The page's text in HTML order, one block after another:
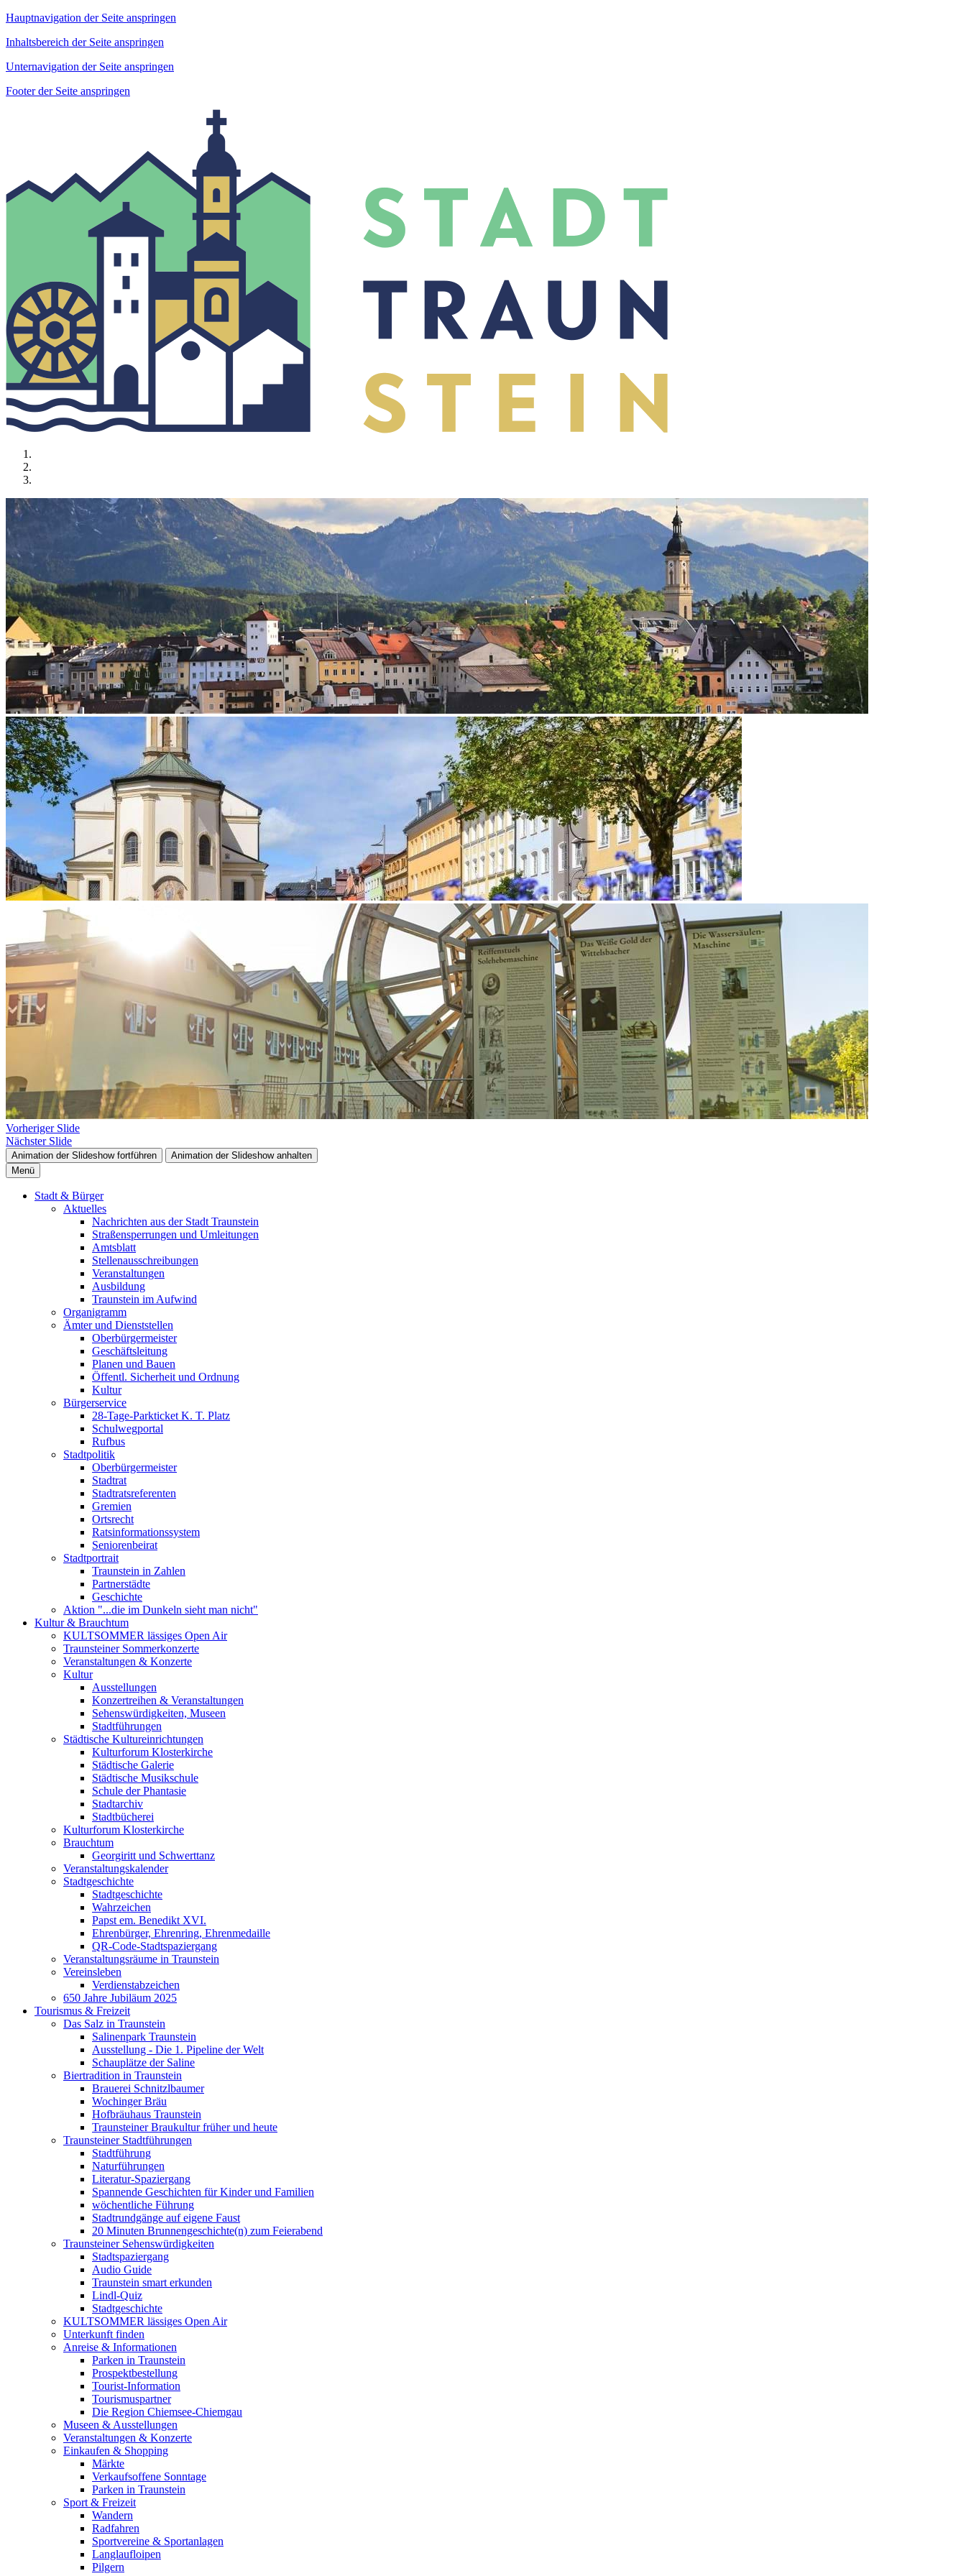
Hauptnavigation der Seite anspringen
Inhaltsbereich der Seite anspringen
Unternavigation der Seite anspringen
Footer der Seite anspringen
Vorheriger Slide
Nächster Slide
Animation der Slideshow fortführen
Animation der Slideshow anhalten
Menü
Stadt & Bürger
Aktuelles
Nachrichten aus der Stadt Traunstein
Straßensperrungen und Umleitungen
Amtsblatt
Stellenausschreibungen
Veranstaltungen
Ausbildung
Traunstein im Aufwind
Organigramm
Ämter und Dienststellen
Oberbürgermeister
Geschäftsleitung
Planen und Bauen
Öffentl. Sicherheit und Ordnung
Kultur
Bürgerservice
28-Tage-Parkticket K. T. Platz
Schulwegportal
Rufbus
Stadtpolitik
Oberbürgermeister
Stadtrat
Stadtratsreferenten
Gremien
Ortsrecht
Ratsinformationssystem
Seniorenbeirat
Stadtportrait
Traunstein in Zahlen
Partnerstädte
Geschichte
Aktion "...die im Dunkeln sieht man nicht"
Kultur & Brauchtum
KULTSOMMER lässiges Open Air
Traunsteiner Sommerkonzerte
Veranstaltungen & Konzerte
Kultur
Ausstellungen
Konzertreihen & Veranstaltungen
Sehenswürdigkeiten, Museen
Stadtführungen
Städtische Kultureinrichtungen
Kulturforum Klosterkirche
Städtische Galerie
Städtische Musikschule
Schule der Phantasie
Stadtarchiv
Stadtbücherei
Kulturforum Klosterkirche
Brauchtum
Georgiritt und Schwerttanz
Veranstaltungskalender
Stadtgeschichte
Stadtgeschichte
Wahrzeichen
Papst em. Benedikt XVI.
Ehrenbürger, Ehrenring, Ehrenmedaille
QR-Code-Stadtspaziergang
Veranstaltungsräume in Traunstein
Vereinsleben
Verdienstabzeichen
650 Jahre Jubiläum 2025
Tourismus & Freizeit
Das Salz in Traunstein
Salinenpark Traunstein
Ausstellung - Die 1. Pipeline der Welt
Schauplätze der Saline
Biertradition in Traunstein
Brauerei Schnitzlbaumer
Wochinger Bräu
Hofbräuhaus Traunstein
Traunsteiner Braukultur früher und heute
Traunsteiner Stadtführungen
Stadtführung
Naturführungen
Literatur-Spaziergang
Spannende Geschichten für Kinder und Familien
wöchentliche Führung
Stadtrundgänge auf eigene Faust
20 Minuten Brunnengeschichte(n) zum Feierabend
Traunsteiner Sehenswürdigkeiten
Stadtspaziergang
Audio Guide
Traunstein smart erkunden
Lindl-Quiz
Stadtgeschichte
KULTSOMMER lässiges Open Air
Unterkunft finden
Anreise & Informationen
Parken in Traunstein
Prospektbestellung
Tourist-Information
Tourismuspartner
Die Region Chiemsee-Chiemgau
Museen & Ausstellungen
Veranstaltungen & Konzerte
Einkaufen & Shopping
Märkte
Verkaufsoffene Sonntage
Parken in Traunstein
Sport & Freizeit
Wandern
Radfahren
Sportvereine & Sportanlagen
Langlaufloipen
Pilgern